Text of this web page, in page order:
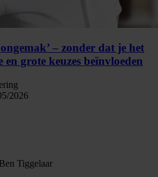
– zonder dat je het
grote keuzes beïnvloeden
2026
Tiggelaar